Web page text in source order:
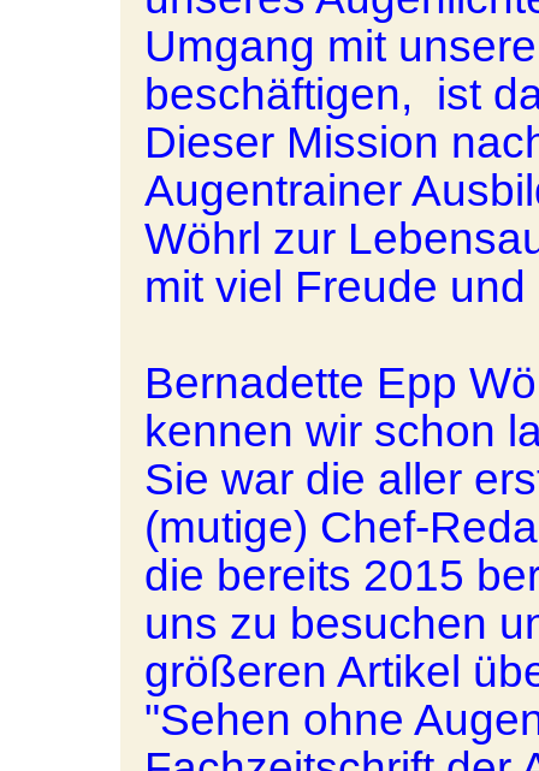
Umgang mit
beschäftigen, ist
Dieser Mission
Augentrainer
Wöhrl zur
mit viel Freude
Bernadette Epp
kennen wir schon
Sie war die aller
(mutige) Chef-
die bereits 2015
uns zu besuchen
größeren Artikel
"Sehen ohne